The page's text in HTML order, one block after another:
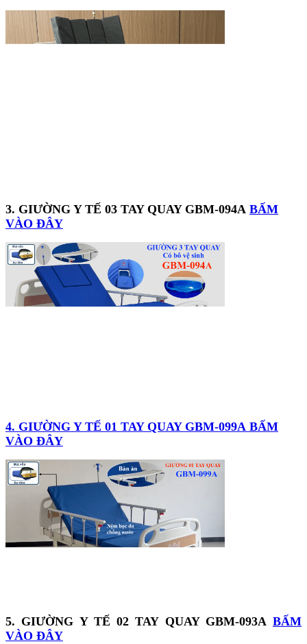
3. GIƯỜNG Y TẾ 03 TAY QUAY GBM-094A BẤM
VÀO ĐÂY
4. GIƯỜNG Y TẾ 01 TAY QUAY GBM-099A BẤM
VÀO ĐÂY
5. GIƯỜNG Y TẾ 02 TAY QUAY GBM-093A BẤM
VÀO ĐÂY